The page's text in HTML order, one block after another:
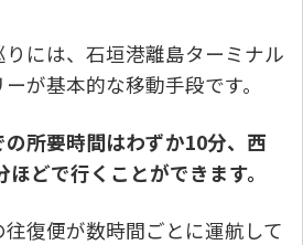
には、石垣港離島ターミナル
が基本的な移動手段です。
所要時間はわずか10分、西
どで行くことができます。
復便が数時間ごとに運航して